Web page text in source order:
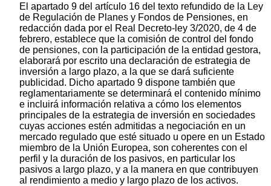
El apartado 9 del artículo 16 del texto refundido de la Ley
de Regulación de Planes y Fondos de Pensiones, en
redacción dada por el Real Decreto-ley 3/2020, de 4 de
febrero, establece que la comisión de control del fondo
de pensiones, con la participación de la entidad gestora,
elaborará por escrito una declaración de estrategia de
inversión a largo plazo, a la que se dará suficiente
publicidad. Dicho apartado 9 dispone también que
reglamentariamente se determinará el contenido mínimo
e incluirá información relativa a cómo los elementos
principales de la estrategia de inversión en sociedades
cuyas acciones estén admitidas a negociación en un
mercado regulado que esté situado u opere en un Estado
miembro de la Unión Europea, son coherentes con el
perfil y la duración de los pasivos, en particular los
pasivos a largo plazo, y a la manera en que contribuyen
al rendimiento a medio y largo plazo de los activos.